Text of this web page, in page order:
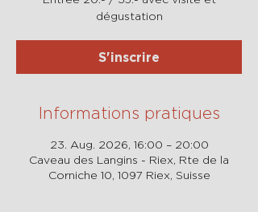
dégustation
S'inscrire
Informations pratiques
23. Aug. 2026, 16:00 – 20:00
Caveau des Langins - Riex, Rte de la
Corniche 10, 1097 Riex, Suisse